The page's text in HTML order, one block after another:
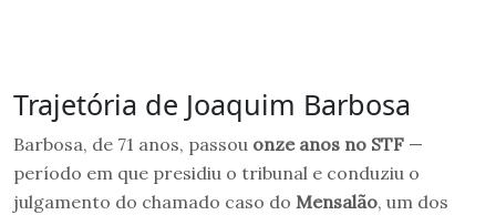
Trajetória de Joaquim Barbosa
Barbosa, de 71 anos, passou onze anos no STF —
período em que presidiu o tribunal e conduziu o
julgamento do chamado caso do Mensalão, um dos